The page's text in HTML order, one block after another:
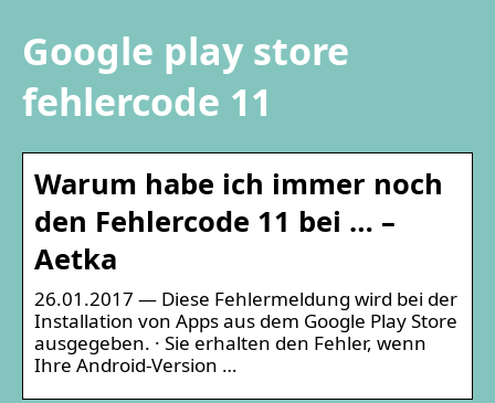
Google play store
fehlercode 11
Warum habe ich immer noch
den Fehlercode 11 bei … –
Aetka
26.01.2017 — Diese Fehlermeldung wird bei der
Installation von Apps aus dem Google Play Store
ausgegeben. · Sie erhalten den Fehler, wenn
Ihre Android-Version …